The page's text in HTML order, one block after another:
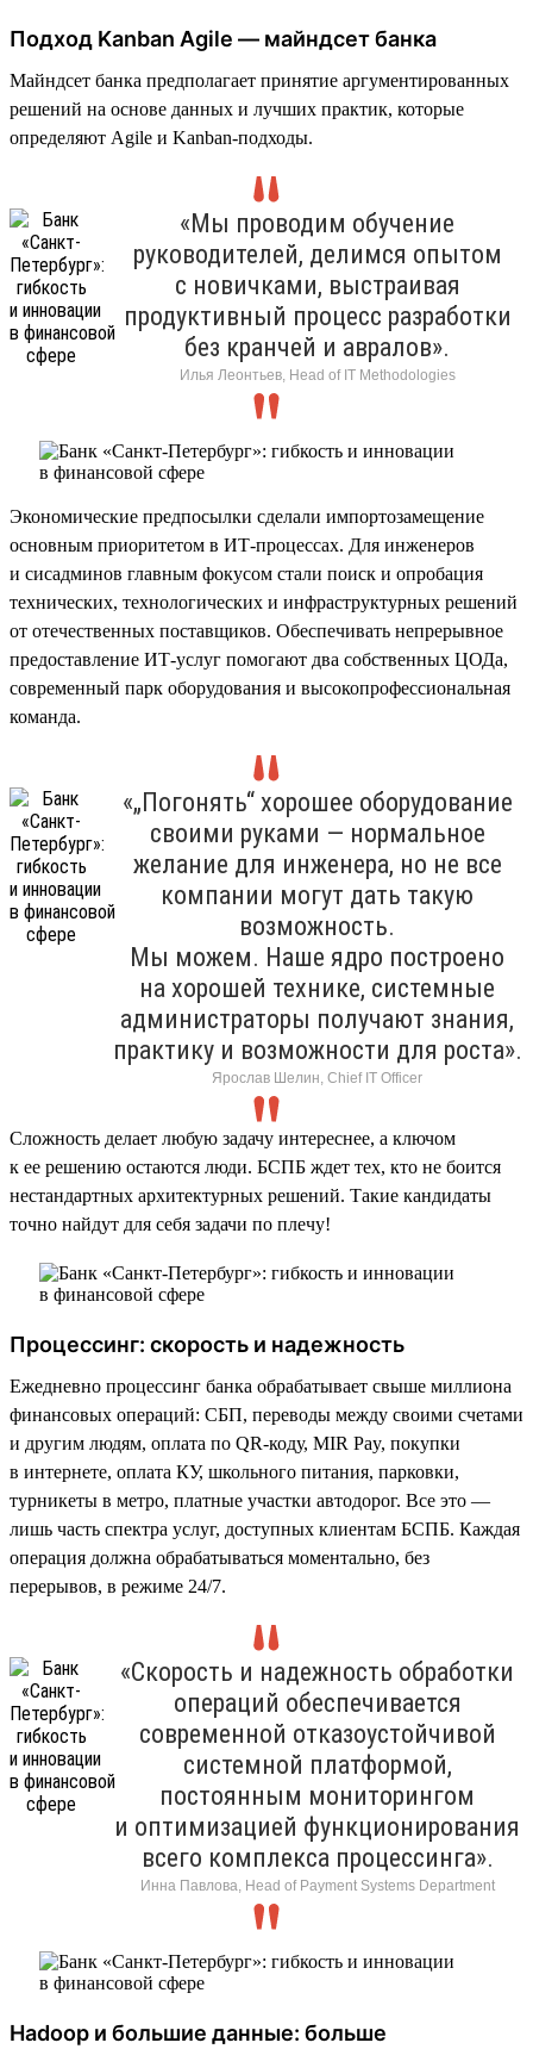
Подход Kanban Agile — майндсет банка
Майндсет банка предполагает принятие аргументированных
решений на основе данных и лучших практик, которые
определяют Agile и Kanban-подходы.
«Мы проводим обучение
руководителей, делимся опытом
с новичками, выстраивая
продуктивный процесс разработки
без кранчей и авралов».
Илья Леонтьев, Head of IT Methodologies
Экономические предпосылки сделали импортозамещение
основным приоритетом в ИТ-процессах. Для инженеров
и сисадминов главным фокусом стали поиск и опробация
технических, технологических и инфраструктурных решений
от отечественных поставщиков. Обеспечивать непрерывное
предоставление ИТ-услуг помогают два собственных ЦОДа,
современный парк оборудования и высокопрофессиональная
команда.
«„Погонять“ хорошее оборудование
своими руками — нормальное
желание для инженера, но не все
компании могут дать такую
возможность.
Мы можем. Наше ядро построено
на хорошей технике, системные
администраторы получают знания,
практику и возможности для роста».
Ярослав Шелин, Chief IT Officer
Сложность делает любую задачу интереснее, а ключом
к ее решению остаются люди. БСПБ ждет тех, кто не боится
нестандартных архитектурных решений. Такие кандидаты
точно найдут для себя задачи по плечу!
Процессинг: скорость и надежность
Ежедневно процессинг банка обрабатывает свыше миллиона
финансовых операций: СБП, переводы между своими счетами
и другим людям, оплата по QR-коду, MIR Pay, покупки
в интернете, оплата КУ, школьного питания, парковки,
турникеты в метро, платные участки автодорог. Все это —
лишь часть спектра услуг, доступных клиентам БСПБ. Каждая
операция должна обрабатываться моментально, без
перерывов, в режиме 24/7.
«Скорость и надежность обработки
операций обеспечивается
современной отказоустойчивой
системной платформой,
постоянным мониторингом
и оптимизацией функционирования
всего комплекса процессинга».
Инна Павлова, Head of Payment Systems Department
Hadoop и большие данные: больше